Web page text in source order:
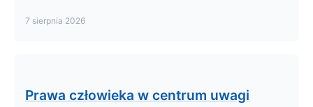
7 sierpnia 2026
Prawa człowieka w centrum uwagi